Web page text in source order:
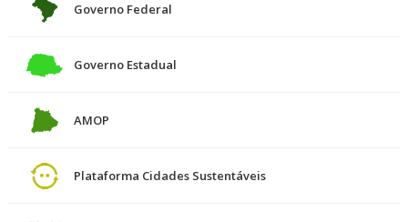
Governo Federal
Governo Estadual
AMOP
Plataforma Cidades Sustentáveis